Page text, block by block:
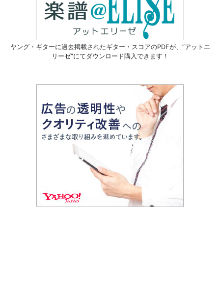
ヤング・ギターに過去掲載されたギター・スコアのPDFが、 “アットエ
リーゼ”にてダウンロード購入できます！